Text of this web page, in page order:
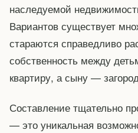
наследуемой
Вариантов существует
стараются справедливо
собственность между
квартиру, а сыну —
Составление тщательно
— это уникальная